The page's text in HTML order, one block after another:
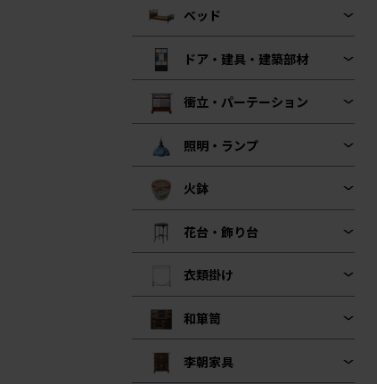
ベッド
ドア・建具・建築部材
衝立・パーテーション
照明・ランプ
火鉢
花台・飾り台
衣類掛け
和箪笥
李朝家具